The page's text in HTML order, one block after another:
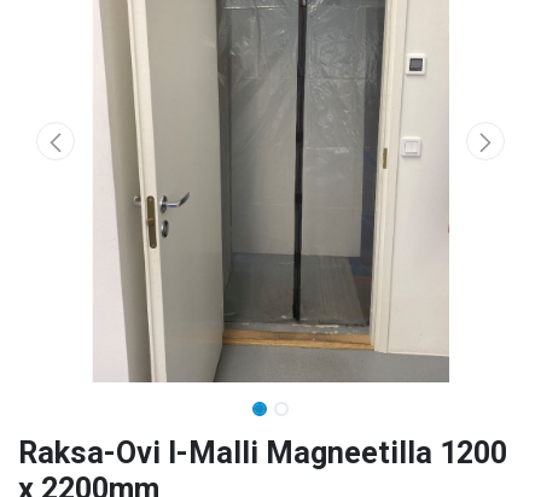
Raksa-Ovi I-Malli Magneetilla 1200
x 2200mm